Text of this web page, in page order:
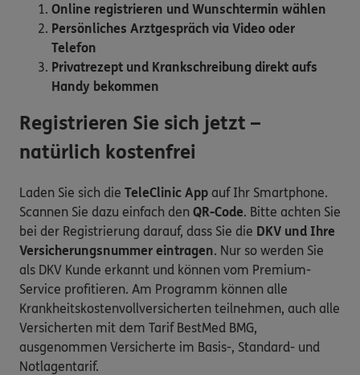
Online registrieren und Wunschtermin wählen
Persönliches Arztgespräch via Video oder
Telefon
Privatrezept und Krankschreibung direkt aufs
Handy bekommen
Registrieren Sie sich jetzt –
natürlich kostenfrei
Laden Sie sich die TeleClinic App auf Ihr Smartphone.
Scannen Sie dazu einfach den QR-Code. Bitte achten Sie
bei der Registrierung darauf, dass Sie die DKV und Ihre
Versicherungsnummer eintragen. Nur so werden Sie
als DKV Kunde erkannt und können vom Premium-
Service profitieren. Am Programm können alle
Krankheitskostenvollversicherten teilnehmen, auch alle
Versicherten mit dem Tarif BestMed BMG,
ausgenommen Versicherte im Basis-, Standard- und
Notlagentarif.